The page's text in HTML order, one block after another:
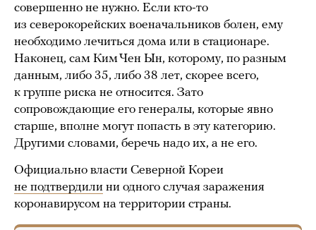
совершенно не нужно. Если кто-то
из северокорейских военачальников болен, ему
необходимо лечиться дома или в стационаре.
Наконец, сам Ким Чен Ын, которому, по разным
данным, либо 35, либо 38 лет, скорее всего,
к группе риска не относится. Зато
сопровождающие его генералы, которые явно
старше, вполне могут попасть в эту категорию.
Другими словами, беречь надо их, а не его.
Официально власти Северной Кореи
не подтвердили ни одного случая заражения
коронавирусом на территории страны.